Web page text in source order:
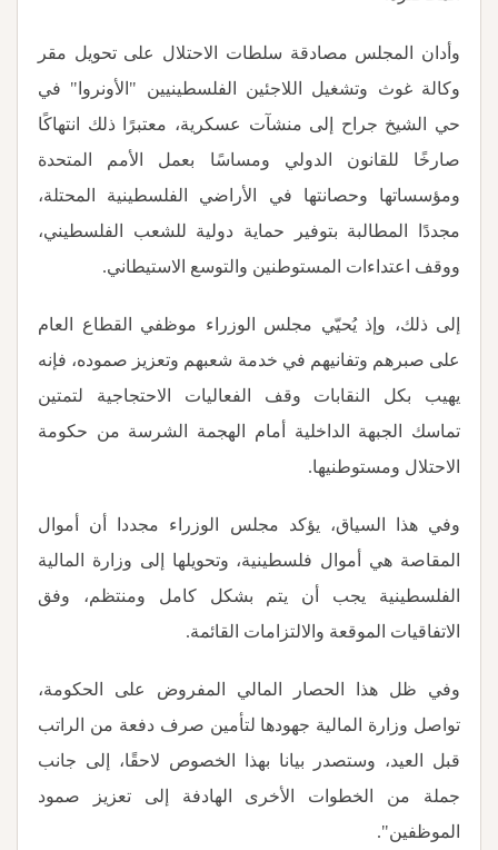
وأدان المجلس مصادقة سلطات الاحتلال على تحويل مقر
وكالة غوث وتشغيل اللاجئين الفلسطينيين "الأونروا" في
حي الشيخ جراح إلى منشآت عسكرية، معتبرًا ذلك انتهاكًا
صارخًا للقانون الدولي ومساسًا بعمل الأمم المتحدة
ومؤسساتها وحصانتها في الأراضي الفلسطينية المحتلة،
مجددًا المطالبة بتوفير حماية دولية للشعب الفلسطيني،
ووقف اعتداءات المستوطنين والتوسع الاستيطاني.
إلى ذلك، وإذ يُحيّي مجلس الوزراء موظفي القطاع العام
على صبرهم وتفانيهم في خدمة شعبهم وتعزيز صموده، فإنه
يهيب بكل النقابات وقف الفعاليات الاحتجاجية لتمتين
تماسك الجبهة الداخلية أمام الهجمة الشرسة من حكومة
الاحتلال ومستوطنيها.
وفي هذا السياق، يؤكد مجلس الوزراء مجددا أن أموال
المقاصة هي أموال فلسطينية، وتحويلها إلى وزارة المالية
الفلسطينية يجب أن يتم بشكل كامل ومنتظم، وفق
الاتفاقيات الموقعة والالتزامات القائمة.
وفي ظل هذا الحصار المالي المفروض على الحكومة،
تواصل وزارة المالية جهودها لتأمين صرف دفعة من الراتب
قبل العيد، وستصدر بيانا بهذا الخصوص لاحقًا، إلى جانب
جملة من الخطوات الأخرى الهادفة إلى تعزيز صمود
الموظفين".